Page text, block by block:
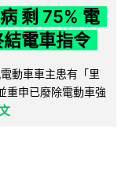
剩 75% 電
電車指令
動車車主患有「里
重申已廢除電動車強